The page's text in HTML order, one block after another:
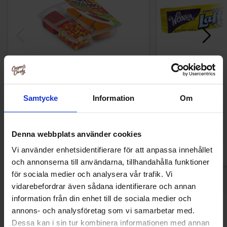
Samtycke Information Om
Denna webbplats använder cookies
Vi använder enhetsidentifierare för att anpassa innehållet
och annonserna till användarna, tillhandahålla funktioner
för sociala medier och analysera vår trafik. Vi
vidarebefordrar även sådana identifierare och annan
information från din enhet till de sociala medier och
annons- och analysföretag som vi samarbetar med.
Dessa kan i sin tur kombinera informationen med annan
Andre kunne lide